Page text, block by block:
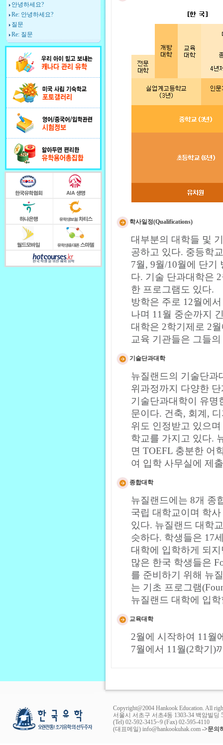
안녕하세요?
Re: 안녕하세요?
질문
Re: 질문
학사일정(Qualifications)
대부분의 대학들 및
공하고 있다. 중등학
7월, 9월/10월에 단기
다. 기술 단과대학은
한 프로그램도 있다.
방학은 주로 12월에
나며 11월 중순까지
대학은 2학기제로 2
교육 기관들은 그들
기술단과대학
뉴질랜드의 기술단과
위과정까지 다양한
기술단과대학이 유명
문이다. 건축, 회계,
위도 인정받고 있으
학교를 가지고 있다.
면 TOEFL 충분한 어
여 입학 사무실에 제
종합대학
뉴질랜드에는 8개 종
국립 대학교이며 학
있다. 뉴질랜드 대학
슷하다. 학생들은 17
대학에 입학하게 되
많은 한국 학생들은
를 준비하기 위해 뉴
는 기초 프로그램
뉴질랜드 대학에 입
교육대학
2월에 시작하여 11월
7월에서 11월(2학기)
Copyright@2004 Hankook Education. All
서울시 서초구 서초4동 1303-34 백암빌딩
(Tel) 02-592-3415~9 (Fax) 02-595-4110
(대표메일) info@hankookuhak.com ->문의